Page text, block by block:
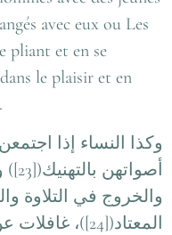
avec eux ou Les
pliant et en se
le plaisir et en
وكذا النساء إذا
والخروج في التلاوة
المعتاد([24])،